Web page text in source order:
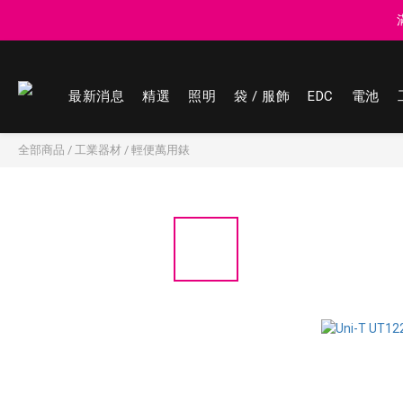
登記
登記會
最新消息 精選 照明 袋 / 服飾 EDC 電池
全部商品 / 工業器材 / 輕便萬用錶